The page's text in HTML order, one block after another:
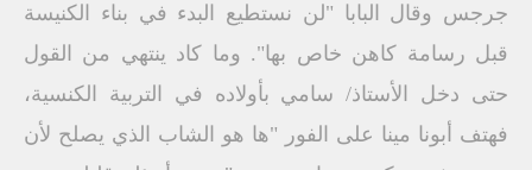
جرجس وقال البابا "لن نستطيع البدء في بناء الكنيسة
قبل رسامة كاهن خاص بها". وما كاد ينتهي من القول
حتى دخل الأستاذ/ سامي بأولاده في التربية الكنسية،
فهتف أبونا مينا على الفور "ها هو الشاب الذي يصلح لأن